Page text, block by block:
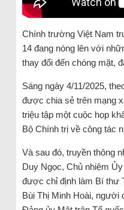
Chính trường Việt Nam
14 đang nóng lên với
thay đổi đến chóng mặt,
Sáng ngày 4/11/2025,
được chia sẻ trên mạng
triệu tập một cuộc họp
Bộ Chính trị về công tác
Và sau đó, truyền thông
Duy Ngọc, Chủ nhiệm
được chỉ định làm Bí thư
Bùi Thị Minh Hoài,